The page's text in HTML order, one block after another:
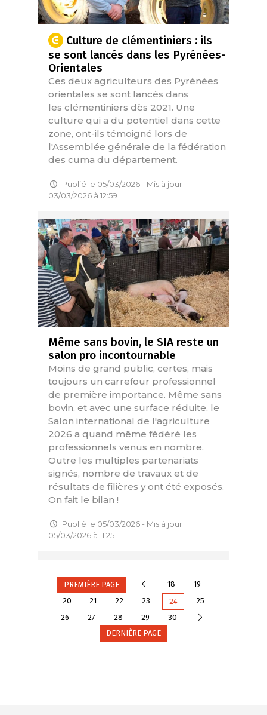
Culture de clémentiniers : ils
se sont lancés dans les Pyrénées-
Orientales
Ces deux agriculteurs des Pyrénées
orientales se sont lancés dans
les clémentiniers dès 2021. Une
culture qui a du potentiel dans cette
zone, ont-ils témoigné lors de
l'Assemblée générale de la fédération
des cuma du département.
Publié le 05/03/2026 - Mis à jour
03/03/2026 à 12:59
Même sans bovin, le SIA reste un
salon pro incontournable
Moins de grand public, certes, mais
toujours un carrefour professionnel
de première importance. Même sans
bovin, et avec une surface réduite, le
Salon international de l'agriculture
2026 a quand même fédéré les
professionnels venus en nombre.
Outre les multiples partenariats
signés, nombre de travaux et de
résultats de filières y ont été exposés.
On fait le bilan !
Publié le 05/03/2026 - Mis à jour
05/03/2026 à 11:25
PREMIÈRE PAGE Précédente
18
19
20
21 22 23 24
25
26
27 28 29 30
DERNIÈRE PAGE